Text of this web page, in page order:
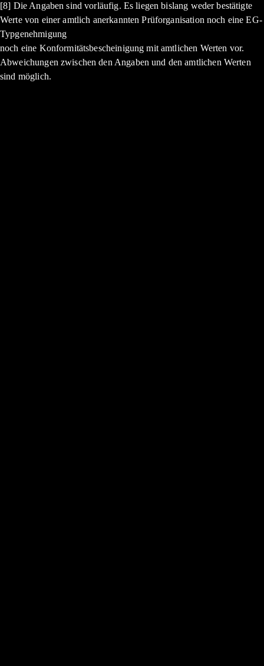
[8] Die Angaben sind vorläufig. Es liegen bislang weder bestätigte
Werte von einer amtlich anerkannten Prüforganisation noch eine EG-
Typgenehmigung
noch eine Konformitätsbescheinigung mit amtlichen Werten vor.
Abweichungen zwischen den Angaben und den amtlichen Werten
sind möglich.